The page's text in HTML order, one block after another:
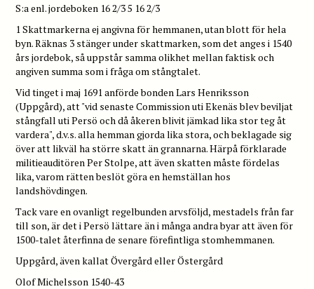
S:a enl. jordeboken 16 2/3 5 16 2/3
1 Skattmarkerna ej angivna för hemmanen, utan blott för hela
byn. Räknas 3 stänger under skattmarken, som det anges i 1540
års jordebok, så uppstår samma olikhet mellan faktisk och
angiven summa som i fråga om stångtalet.
Vid tinget i maj 1691 anförde bonden Lars Henriksson
(Uppgård), att "vid senaste Commission uti Ekenäs blev beviljat
stångfall uti Persö och då åkeren blivit jämkad lika stor teg åt
vardera", d.v.s. alla hemman gjorda lika stora, och beklagade sig
över att likväl ha större skatt än grannarna. Härpå förklarade
militieauditören Per Stolpe, att även skatten måste fördelas
lika, varom rätten beslöt göra en hemställan hos
landshövdingen.
Tack vare en ovanligt regelbunden arvsföljd, mestadels från far
till son, är det i Persö lättare än i många andra byar att även för
1500-talet återfinna de senare förefintliga stomhemmanen.
Uppgård, även kallat Övergård eller Östergård
Olof Michelsson 1540-43